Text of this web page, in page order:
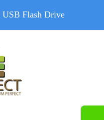
Flash Drive